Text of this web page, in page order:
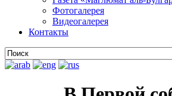
Фотогалерея
Видеогалерея
Контакты